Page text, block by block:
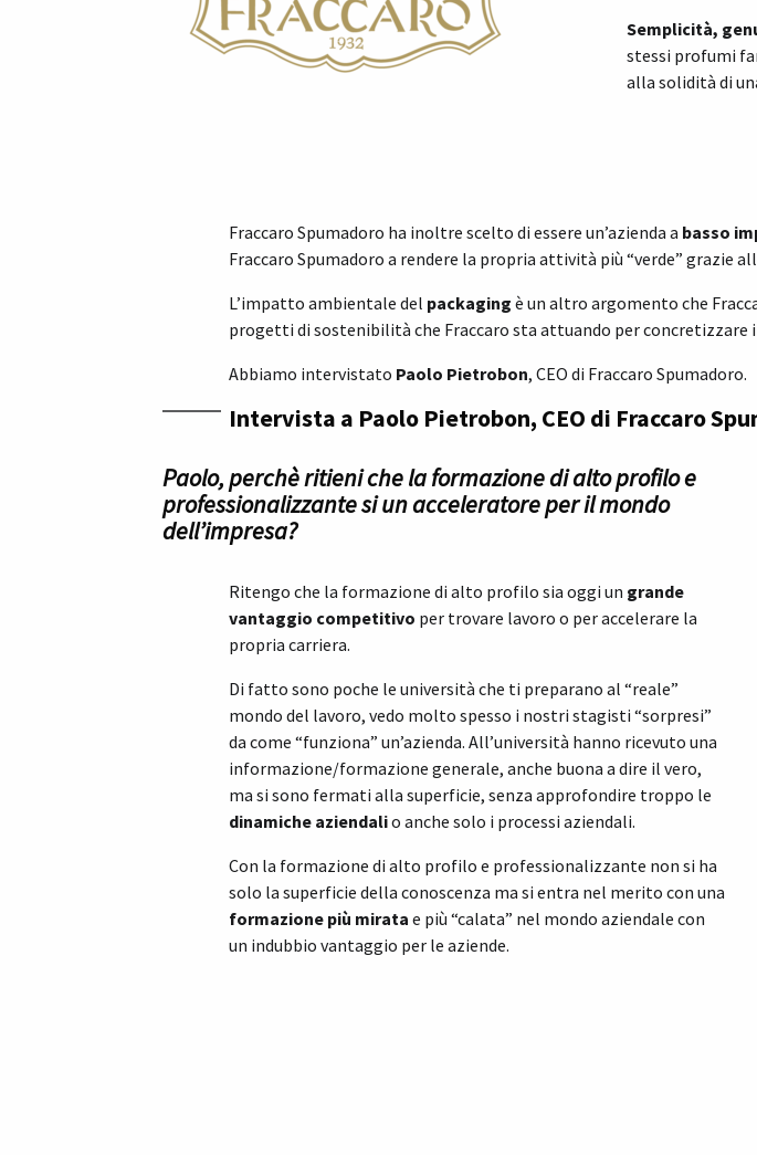
Semplicità,
stessi profumi
alla solidità di
Fraccaro Spumadoro ha inoltre scelto di essere un’azienda a basso
Fraccaro Spumadoro a rendere la propria attività più “verde” grazie
L’impatto ambientale del packaging è un altro argomento che
progetti di sostenibilità che Fraccaro sta attuando per
Abbiamo intervistato Paolo Pietrobon, CEO di Fraccaro Spumadoro.
Intervista a Paolo Pietrobon, CEO di Fraccaro
Paolo, perchè ritieni che la formazione di alto profilo e
professionalizzante si un acceleratore per il mondo
dell’impresa?
Ritengo che la formazione di alto profilo sia oggi un grande
vantaggio competitivo per trovare lavoro o per accelerare la
propria carriera.
Di fatto sono poche le università che ti preparano al “reale”
mondo del lavoro, vedo molto spesso i nostri stagisti “sorpresi”
da come “funziona” un’azienda. All’università hanno ricevuto una
informazione/formazione generale, anche buona a dire il vero,
ma si sono fermati alla superficie, senza approfondire troppo le
dinamiche aziendalio anche solo i processi aziendali.
Con la formazione di alto profilo e professionalizzante non si ha
solo la superficie della conoscenza ma si entra nel merito con una
formazione più mirata e più “calata” nel mondo aziendale con
un indubbio vantaggio per le aziende.